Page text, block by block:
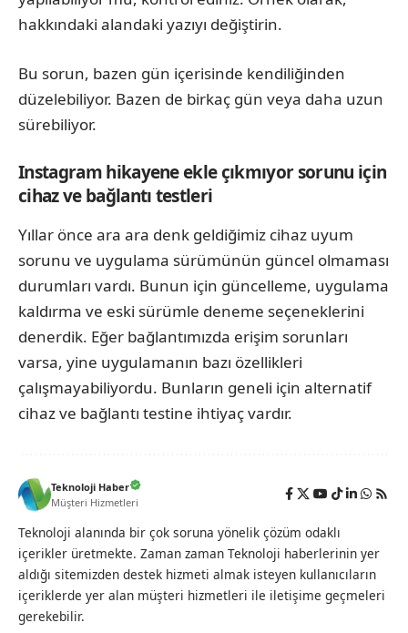
hakkındaki alandaki yazıyı değiştirin.
Bu sorun, bazen gün içerisinde kendiliğinden
düzelebiliyor. Bazen de birkaç gün veya daha uzun
sürebiliyor.
Instagram hikayene ekle çıkmıyor sorunu için
cihaz ve bağlantı testleri
Yıllar önce ara ara denk geldiğimiz cihaz uyum
sorunu ve uygulama sürümünün güncel olmaması
durumları vardı. Bunun için güncelleme, uygulama
kaldırma ve eski sürümle deneme seçeneklerini
denerdik. Eğer bağlantımızda erişim sorunları
varsa, yine uygulamanın bazı özellikleri
çalışmayabiliyordu. Bunların geneli için alternatif
cihaz ve bağlantı testine ihtiyaç vardır.
Teknoloji Haber
Müşteri Hizmetleri
Teknoloji alanında bir çok soruna yönelik çözüm odaklı
içerikler üretmekte. Zaman zaman Teknoloji haberlerinin yer
aldığı sitemizden destek hizmeti almak isteyen kullanıcıların
içeriklerde yer alan müşteri hizmetleri ile iletişime geçmeleri
gerekebilir.